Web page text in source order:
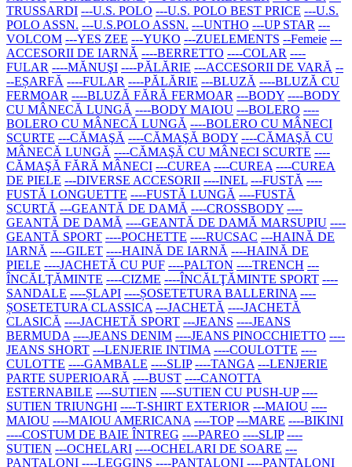
TRUSSARDI ---U.S. POLO ---U.S. POLO BEST PRICE ---U.S.
POLO ASSN. ---U.S.POLO ASSN. ---UNTHO ---UP STAR ---
VOLCOM ---YES ZEE ---YUKO ---ZUELEMENTS --Femeie ---
ACCESORII DE IARNĂ ----BERRETTO ----COLAR ----
FULAR ----MĂNUŞI ----PĂLĂRIE ---ACCESORII DE VARĂ --
--EȘARFĂ ----FULAR ----PĂLĂRIE ---BLUZĂ ----BLUZĂ CU
FERMOAR ----BLUZĂ FĂRĂ FERMOAR ---BODY ----BODY
CU MÂNECĂ LUNGĂ ----BODY MAIOU ---BOLERO ----
BOLERO CU MÂNECĂ LUNGĂ ----BOLERO CU MÂNECI
SCURTE ---CĂMAŞĂ ----CĂMAŞĂ BODY ----CĂMAŞĂ CU
MÂNECĂ LUNGĂ ----CĂMAŞĂ CU MÂNECI SCURTE ----
CĂMAŞĂ FĂRĂ MÂNECI ---CUREA ----CUREA ----CUREA
DE PIELE ---DIVERSE ACCESORII ----INEL ---FUSTĂ ----
FUSTĂ LONGUETTE ----FUSTĂ LUNGĂ ----FUSTĂ
SCURTĂ ---GEANTĂ DE DAMĂ ----CROSSBODY ----
GEANTĂ DE DAMĂ ----GEANTĂ DE DAMĂ MARSUPIU ----
GEANTĂ SPORT ----POCHETTE ----RUCSAC ---HAINĂ DE
IARNĂ ----GILET ----HAINĂ DE IARNĂ ----HAINĂ DE
PIELE ----JACHETĂ CU PUF ----PALTON ----TRENCH ---
ÎNCĂLŢĂMINTE ----CIZME ----ÎNCĂLŢĂMINTE SPORT ----
SANDALE ----ȘLAPI ----ȘOSETETURA BALLERINA ----
ȘOSETETURA CLASSICA ---JACHETĂ ----JACHETĂ
CLASICĂ ----JACHETĂ SPORT ---JEANS ----JEANS
BERMUDA ----JEANS DENIM ----JEANS PINOCCHIETTO ----
JEANS SHORT ---LENJERIE INTIMA ----COULOTTE ----
CULOTTE ----GAMBALE ----SLIP ----TANGA ---LENJERIE
PARTE SUPERIOARĂ ----BUST ----CANOTTA
ESTERNABILE ----SUTIEN ----SUTIEN CU PUSH-UP ----
SUTIEN TRIUNGHI ----T-SHIRT EXTERIOR ---MAIOU ----
MAIOU ----MAIOU AMERICANA ----TOP ---MARE ----BIKINI
----COSTUM DE BAIE ÎNTREG ----PAREO ----SLIP ----
SUTIEN ---OCHELARI ----OCHELARI DE SOARE ---
PANTALONI ----LEGGINS ----PANTALONI ----PANTALONI